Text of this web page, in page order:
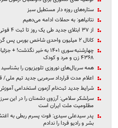
ستاره‌های روزه دار مستطیل سبز
نتانیاهو: به حملات ادامه می‌دهیم
از ۳۷ ابتلای جدید طی یک روز تا ثبت ۴ فوتی کرونایی در مازندران
کانال ۲ میلیون واحدی شاخص بورس پس گرفته شد
۴۳۶۸ زن و مرد و کودک
همه سریال‌های نوروزی تلویزیون را بشناسید
اعلام مدت قرارداد سرمربی جدید تیم
شرایط جدید ثبت‌نام آزمون استخدامی
سرلشکر سلامی: آرزوی دشمنان را در این
مظلومیت ملت ایران است
پدر سیدعلی سیدی: فوت پسرم ربطی به
بشر و رادیو فردا را ندادم